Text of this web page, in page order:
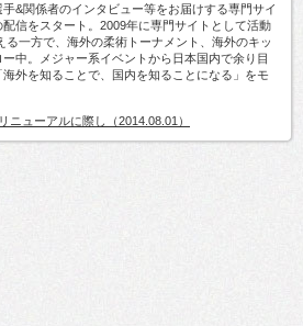
&関係者のインタビュー等をお届けする専門サイ
配信をスタート。2009年に専門サイトとして活動
る一方で、海外の柔術トーナメント、海外のキッ
中。メジャー系イベントから日本国内で余り目
外を知ることで、国内を知ることになる」をモ
ニューアルに際し（2014.08.01）